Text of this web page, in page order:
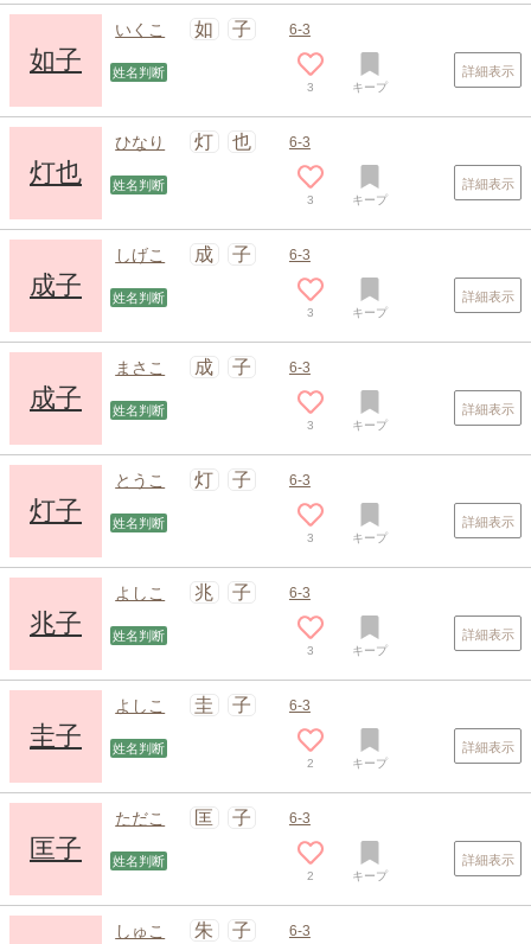
如子
いくこ 如 子 6-3
姓名判断
3 キープ
詳細表示
灯也
ひなり 灯 也 6-3
姓名判断
3 キープ
詳細表示
成子
しげこ 成 子 6-3
姓名判断
3 キープ
詳細表示
成子
まさこ 成 子 6-3
姓名判断
3 キープ
詳細表示
灯子
とうこ 灯 子 6-3
姓名判断
3 キープ
詳細表示
兆子
よしこ 兆 子 6-3
姓名判断
3 キープ
詳細表示
圭子
よしこ 圭 子 6-3
姓名判断
2 キープ
詳細表示
匡子
ただこ 匡 子 6-3
姓名判断
2 キープ
詳細表示
しゅこ 朱 子 6-3